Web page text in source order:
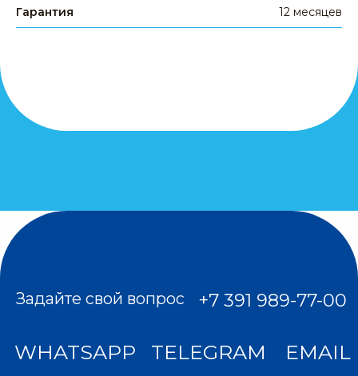
Гарантия 12 месяцев
сервис
публичная оферта
наилучшего представления нашего сайта.
Если Вы продолжите использовать сайт, мы
кредит от Сбер Банка